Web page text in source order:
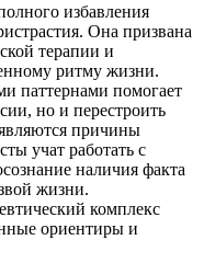
избавления
Она призвана
терапии и
ритму жизни.
паттернами помогает
но и перестроить
причины
учат работать с
наличия факта
жизни.
комплекс
ориентиры и